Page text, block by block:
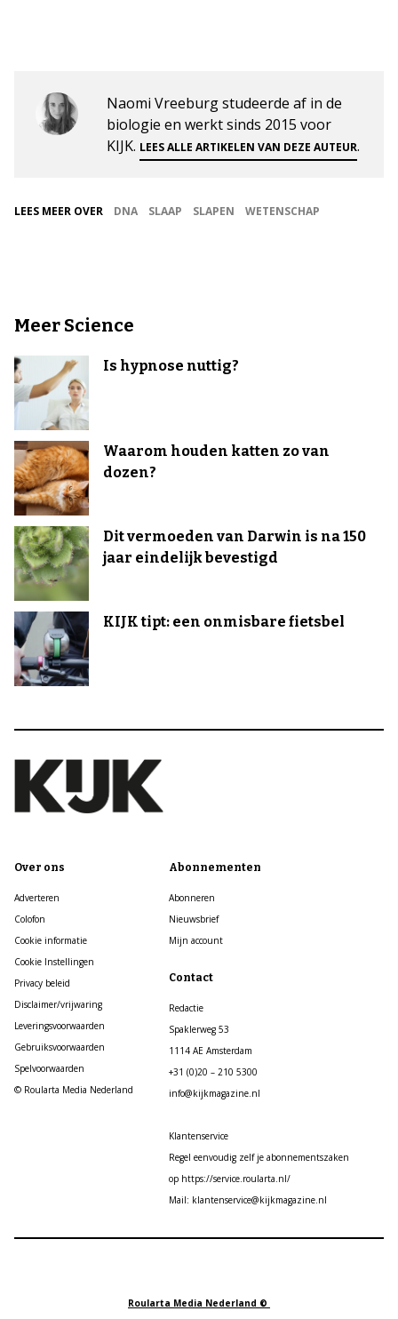
Naomi Vreeburg studeerde af in de
biologie en werkt sinds 2015 voor
KIJK. LEES ALLE ARTIKELEN VAN DEZE AUTEUR.
LEES MEER OVER DNA SLAAP SLAPEN WETENSCHAP
Meer Science
Is hypnose nuttig?
Waarom houden katten zo van
dozen?
Dit vermoeden van Darwin is na 150
jaar eindelijk bevestigd
KIJK tipt: een onmisbare fietsbel
Over ons
Adverteren
Colofon
Cookie informatie
Cookie Instellingen
Privacy beleid
Disclaimer/vrijwaring
Leveringsvoorwaarden
Gebruiksvoorwaarden
Spelvoorwaarden
© Roularta Media Nederland
Abonnementen
Abonneren
Nieuwsbrief
Mijn account
Contact
Redactie
Spaklerweg 53
1114 AE Amsterdam
+31 (0)20 – 210 5300
info@kijkmagazine.nl
Klantenservice
Regel eenvoudig zelf je abonnementszaken
op https://service.roularta.nl/
Mail: klantenservice@kijkmagazine.nl
Roularta Media Nederland ©